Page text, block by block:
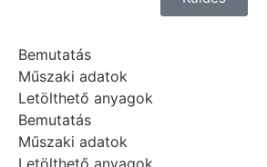
Bemutatás
Műszaki adatok
Letölthető anyagok
Bemutatás
Műszaki adatok
Letölthető anyagok